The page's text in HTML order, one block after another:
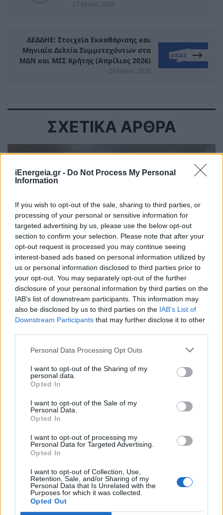
iEnergeia.gr - Do Not Process My Personal
Information
If you wish to opt-out of the sale, sharing to third parties, or
processing of your personal or sensitive information for
targeted advertising by us, please use the below opt-out
section to confirm your selection. Please note that after your
opt-out request is processed you may continue seeing
interest-based ads based on personal information utilized by
us or personal information disclosed to third parties prior to
your opt-out. You may separately opt-out of the further
disclosure of your personal information by third parties on the
IAB’s list of downstream participants. This information may
also be disclosed by us to third parties on the IAB’s List of
Downstream Participants that may further disclose it to other
Personal Data Processing Opt Outs
I want to opt-out of the Sharing of my
personal data.
Opted In
I want to opt-out of the Sale of my
Personal Data.
Opted In
I want to opt-out of processing my
Personal Data for Targeted Advertising.
Opted In
I want to opt-out of Collection, Use,
Retention, Sale, and/or Sharing of my
Personal Data that Is Unrelated with the
Purposes for which it was collected.
Opted Out
27 Μαϊος 2026
ΔΕΔΔΗΕ: Στοιχεία Εκκαθάρισης και
Μηνιαία Δελτία Συμμετεχόντων στα
ΜΔΝ και ΜΣΣ Κρήτης (Απρίλιος 2026)
29 Μαϊος 2026
ΣΧΕΤΙΚΑ ΑΡΘΡΑ
ΧΡΗΣΤΙΚΑ
ΕΤΕ/ΔΕΗ ΚΗΕ: Άδικες συμπεριφορές της
Πολιτείας προς τους εργαζόμενους του
ΔΕΔΔΗΕ
04/08/2026 - 08:12
ΗΛΕΚΤΡΙΣΜΟΣ
GreenTank: Τάσεις στην ηλεκτροπαραγωγή –